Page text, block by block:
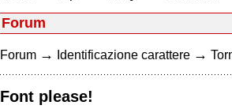
Forum
Forum → Identificazione carattere →
Font please!